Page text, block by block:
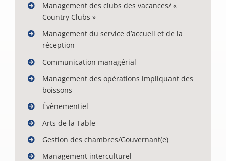
Management des clubs des vacances/ «
Country Clubs »
Management du service d’accueil et de la
réception
Communication managérial
Management des opérations impliquant des
boissons
Évènementiel
Arts de la Table
Gestion des chambres/Gouvernant(e)
Management interculturel